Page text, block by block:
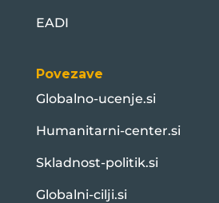
EADI
Povezave
Globalno-ucenje.si
Humanitarni-center.si
Skladnost-politik.si
Globalni-cilji.si